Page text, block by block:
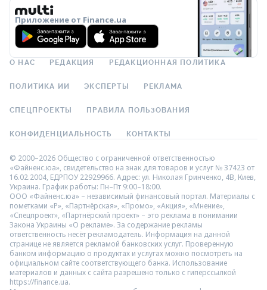
Приложение от Finance.ua
О НАС РЕДАКЦИЯ РЕДАКЦИОННАЯ ПОЛИТИКА
ПОЛИТИКА ИИ ЭКСПЕРТЫ РЕКЛАМА
СПЕЦПРОЕКТЫ ПРАВИЛА ПОЛЬЗОВАНИЯ
КОНФИДЕНЦИАЛЬНОСТЬ КОНТАКТЫ
© 2000–2026 Общество с ограниченной ответственностью
«Файненс.юа», свидетельство на знак для товаров и услуг № 37423 от
16.02.2004, ЕДРПОУ 22929966. Адрес: ул. Николая Гринченко, 4В, Киев,
Украина. График работы: Пн–Пт 9:00–18:00.
ООО «Файненс.юа» – независимый финансовый портал. Материалы с
пометками «Р», «Партнёрская», «Промо», «Акция», «Мнение»,
«Спецпроект», «Партнёрский проект» – это реклама в понимании
Закона Украины «О рекламе». За содержание рекламы
ответственность несёт рекламодатель. Информация на данной
странице не является рекламой банковских услуг. Проверенную
банком информацию о продуктах и услугах можно посмотреть на
официальном сайте соответствующего банка. Использование
материалов и данных с сайта разрешено только с гиперссылкой
https://finance.ua.